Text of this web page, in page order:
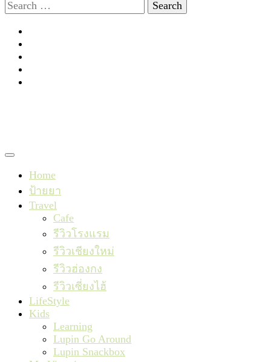
Search
for:
Home
ป้ายยา
Travel
Cafe
รีวิวโรงแรม
รีวิวเชียงใหม่
รีวิวฮ่องกง
รีวิวเซี่ยงไฮ้
LifeStyle
Kids
Learning
Lupin Go Around
Lupin Snackbox